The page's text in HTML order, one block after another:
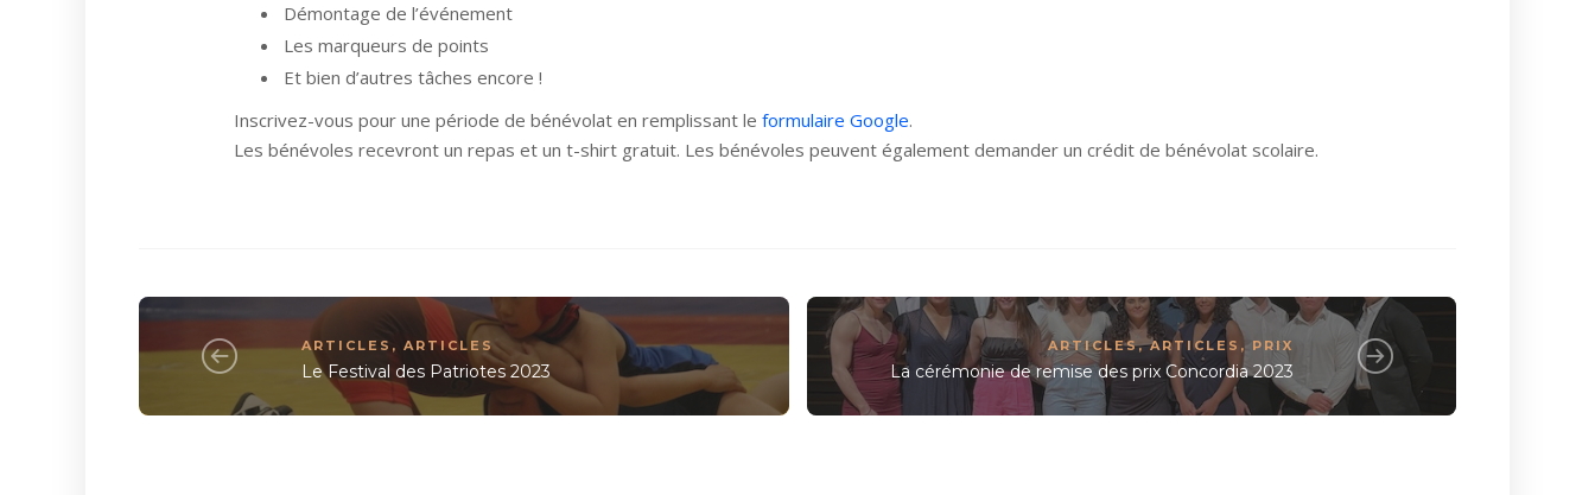
Démontage de l’événement
Les marqueurs de points
Et bien d’autres tâches encore !
Inscrivez-vous pour une période de bénévolat en remplissant le formulaire Google.
Les bénévoles recevront un repas et un t-shirt gratuit. Les bénévoles peuvent également demander un crédit de bénévolat scolaire.
ARTICLES , ARTICLES
Le Festival des Patriotes 2023
ARTICLES,ARTICLES , PRIX
La cérémonie de remise des prix Concordia 2023